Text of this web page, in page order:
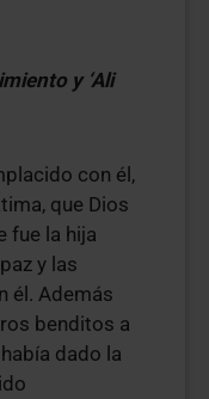
y ‘Ali
con él,
que Dios
fue la hija
y las
él. Además
benditos a
dado la